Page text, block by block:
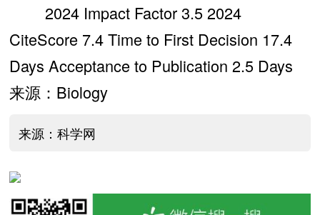
2024 Impact Factor 3.5 2024
CiteScore 7.4 Time to First Decision 17.4
Days Acceptance to Publication 2.5 Days
来源：Biology
来源：科学网